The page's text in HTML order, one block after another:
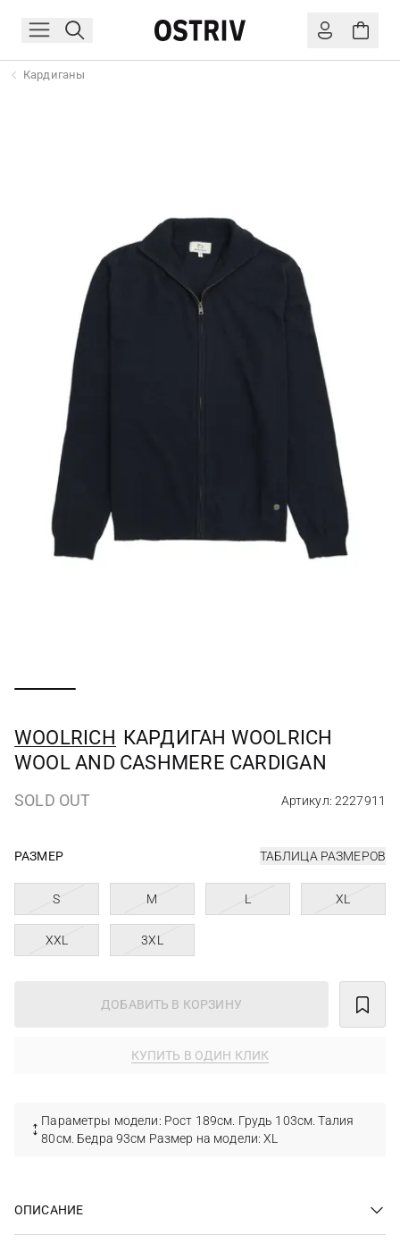
Кардиганы
WOOLRICH КАРДИГАН WOOLRICH
WOOL AND CASHMERE CARDIGAN
SOLD OUT Артикул: 2227911
РАЗМЕР ТАБЛИЦА РАЗМЕРОВ
S M L XL
XXL 3XL
ДОБАВИТЬ В КОРЗИНУ
КУПИТЬ В ОДИН КЛИК
Параметры модели: Рост 189см. Грудь 103см. Талия
80см. Бедра 93см Размер на модели: XL
ОПИСАНИЕ